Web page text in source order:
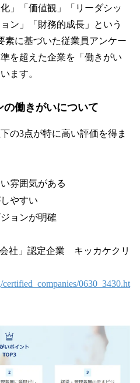
」「価値観」「リーダシッ
ン」「財務的成長」という
素に基づいた従業員アンケー
を超えた企業を「働きがい
ます。
働きがいについて
の3点が特に高い評価を得ま
雰囲気がある
やすい
ョンが明確
社」認定企業 キッカケクリ
0630_3430.ht